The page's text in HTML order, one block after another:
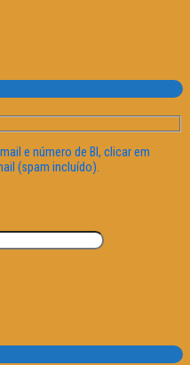
e número de BI, clicar em
(spam incluído).